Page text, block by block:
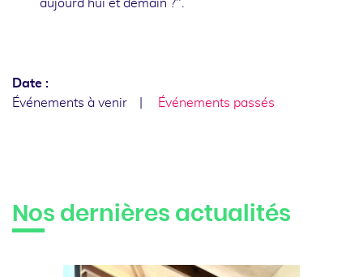
aujourd’hui et demain ?".
Date :
Événements à venir
Événements passés
Nos dernières actualités